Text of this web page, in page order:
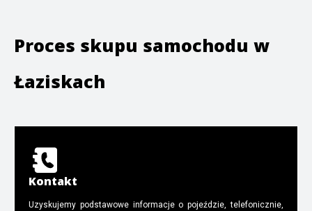
Proces skupu samochodu w
Łaziskach
Kontakt
Uzyskujemy podstawowe informacje o pojeździe, telefonicznie,